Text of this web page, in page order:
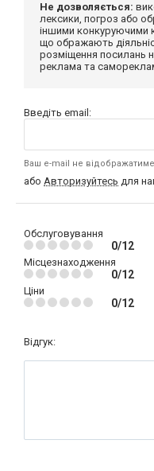
Не дозволяється:
лексики, погроз або
іншими конкуруючими
що ображають
розміщення посилань
реклама та
Введіть email:
Ваш e-mail не
або Авторизуйтесь для
Обслуговування
0/12
Місцезнаходження
0/12
Ціни
0/12
Відгук: